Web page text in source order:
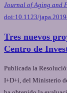
Journal of Aging and
doi:10.1123/
Tres nuevos
Centro de
Publicada la
I+D+i, del Ministerio